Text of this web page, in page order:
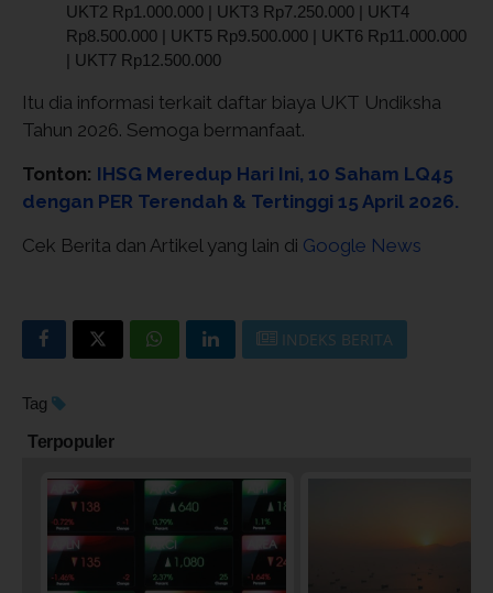
UKT2 Rp1.000.000 | UKT3 Rp7.250.000 | UKT4
Rp8.500.000 | UKT5 Rp9.500.000 | UKT6 Rp11.000.000
| UKT7 Rp12.500.000
Itu dia informasi terkait daftar biaya UKT Undiksha
Tahun 2026. Semoga bermanfaat.
Tonton: IHSG Meredup Hari Ini, 10 Saham LQ45
dengan PER Terendah & Tertinggi 15 April 2026.
Cek Berita dan Artikel yang lain di Google News
INDEKS BERITA
Tag
Terpopuler